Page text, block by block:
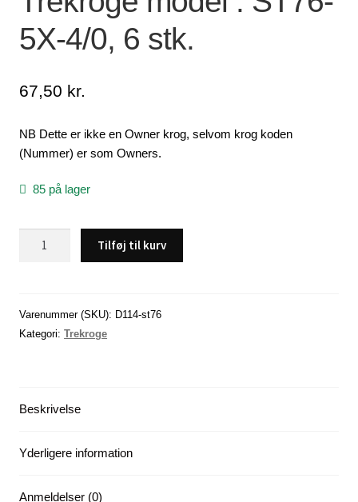
Lagersalg
5X-4/0, 6 stk.
67,50 kr.
NB Dette er ikke en Owner krog, selvom krog koden
(Nummer) er som Owners.
85 på lager
5X-
4/0,
Tilføj til kurv
Varenummer (SKU): D114-st76
Kategori:Trekroge
Beskrivelse
Yderligere information
Anmeldelser (0)